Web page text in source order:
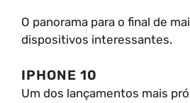
O panorama para o final de
dispositivos interessantes.
IPHONE 10
Um dos lançamentos mais